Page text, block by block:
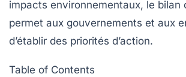
impacts environnementaux, le bilan
permet aux gouvernements et aux
d’établir des priorités d’action.
Table of Contents